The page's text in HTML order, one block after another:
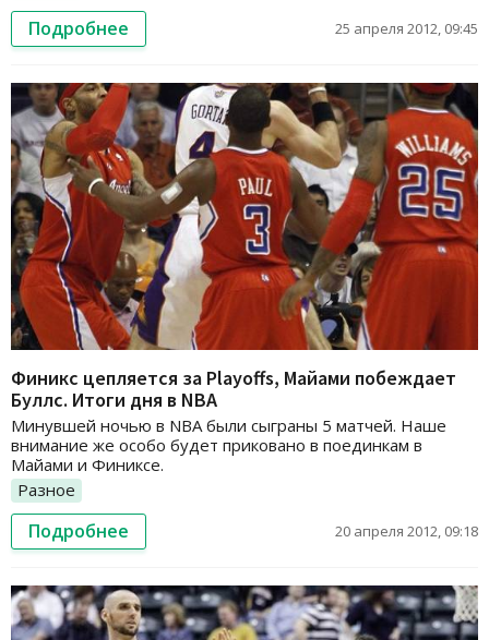
Подробнее 25 апреля 2012, 09:45
Финикс цепляется за Playoffs, Майами побеждает
Буллс. Итоги дня в NBA
Минувшей ночью в NBA были сыграны 5 матчей. Наше
внимание же особо будет приковано в поединкам в
Майами и Финиксе.
Разное
Подробнее 20 апреля 2012, 09:18